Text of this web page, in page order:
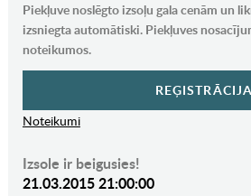
Piekļuve noslēgto izsoļu gala cenām un
izsniegta automātiski. Piekļuves
noteikumos.
REĢISTRĀCIJA
Noteikumi
Izsole ir beigusies!
21.03.2015 21:00:00